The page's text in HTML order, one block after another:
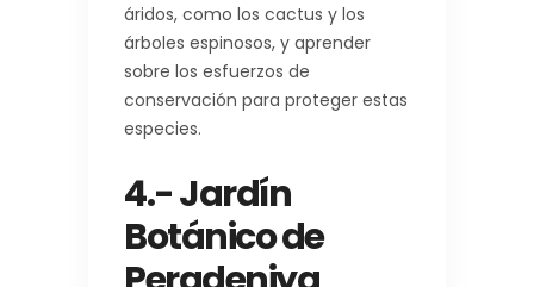
áridos, como los cactus y los
árboles espinosos, y aprender
sobre los esfuerzos de
conservación para proteger estas
especies.
4.- Jardín
Botánico de